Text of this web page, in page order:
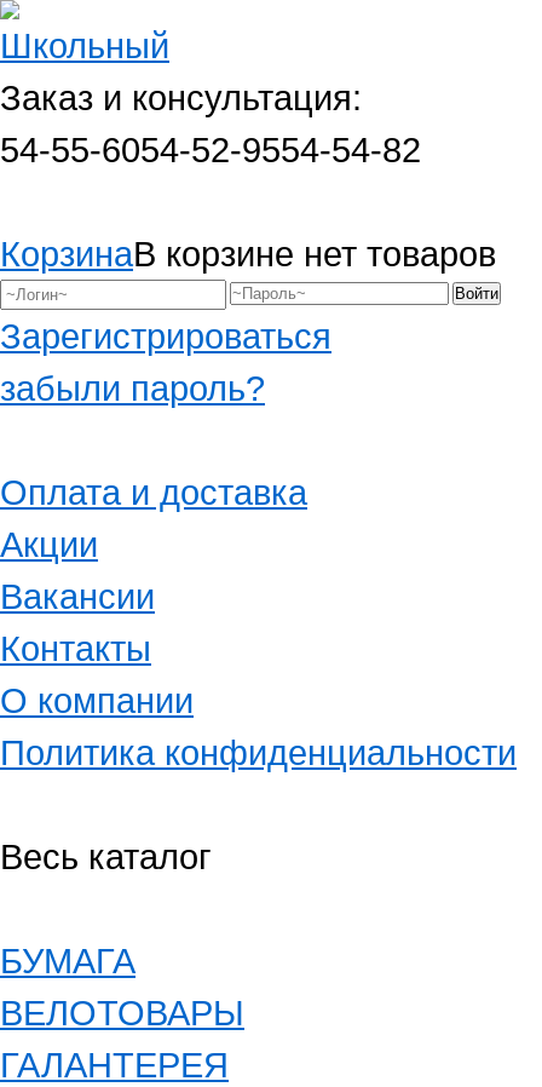
Заказ и консультация:
54-55-6054-52-9554-54-82
КорзинаВ корзине нет товаров
Зарегистрироваться
забыли пароль?
Оплата и доставка
Акции
Вакансии
Контакты
О компании
Политика конфиденциальности
Весь каталог
БУМАГА
ВЕЛОТОВАРЫ
ГАЛАНТЕРЕЯ